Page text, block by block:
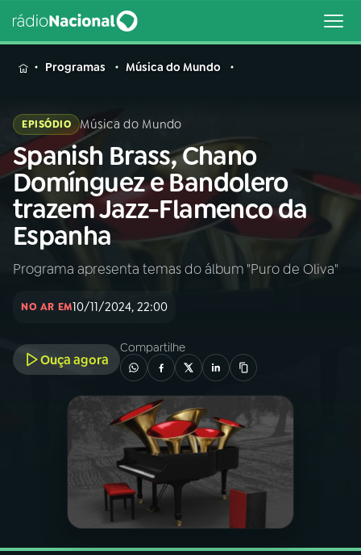
MENU
Buscar
na
Rádio
Nacional
Buscar
AO VIVO
02A RÁDIO
PROGRAMAÇÃO
PROGRAMAS
Programas Música do Mundo
EPISÓDIO Música do Mundo
Spanish Brass, Chano
Domínguez e Bandolero
trazem Jazz-Flamenco da
Espanha
Programa apresenta temas do álbum "Puro de Oliva"
NO AR EM10/11/2024, 22:00
Ouça agora
Compartilhe